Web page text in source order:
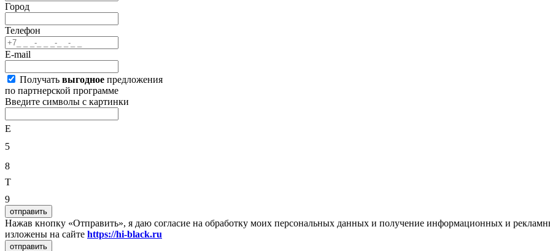
Город
Телефон
E-mail
Получать выгодное предложения
по партнерской программе
Введите символы с картинки
E
5
8
T
9
отправить
Нажав кнопку «Отправить», я даю согласие на обработку моих персональных данных и получение информационных и
изложены на сайте https://hi-black.ru
отправить